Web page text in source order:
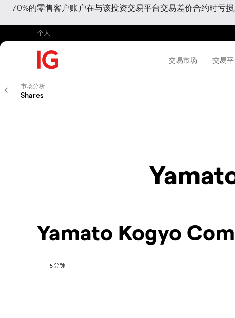
70%的零售客户账户在与该投资交易平台交易差价合约时亏
个人
交易市场 交易
市场分析
Shares
Yamato Kogyo
5 分钟